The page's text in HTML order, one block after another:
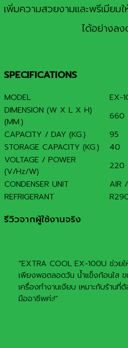
เพิ่มความสวยงามและพรีเมียม
ได้อย่างล
SPECIFICATIONS
MODEL
EX-
DIMENSION (W X L X H)
(MM.)
660
CAPACITY / DAY (KG.)
95
STORAGE CAPACITY (KG.)
40
VOLTAGE / POWER
(V/Hz/W)
220
CONDENSER UNIT
AIR
REFRIGERANT
รีวิวจากผู้ใช้งานจริง
“EXTRA COOL EX-100U ช่วยใ
เพียงพอตลอดวัน น้ำแข็งก้อนใส
เครื่องทำงานเงียบ เหมาะกับร้าน
มืออาชีพค่ะ!”